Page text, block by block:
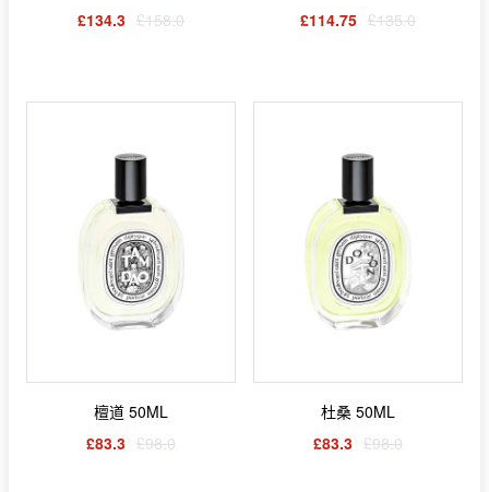
£134.3 £158.0
£114.75 £135.0
檀道 50ML
£83.3 £98.0
杜桑 50ML
£83.3 £98.0